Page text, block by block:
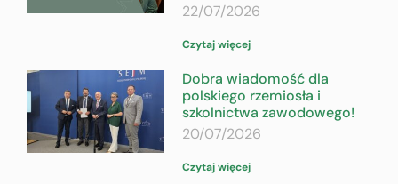
22/07/2026
Czytaj więcej
Dobra wiadomość dla
polskiego rzemiosła i
szkolnictwa zawodowego!
20/07/2026
Czytaj więcej